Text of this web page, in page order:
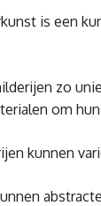
is een
zo
om
kunnen